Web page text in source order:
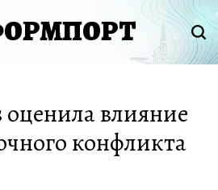
оценила влияние
конфликта